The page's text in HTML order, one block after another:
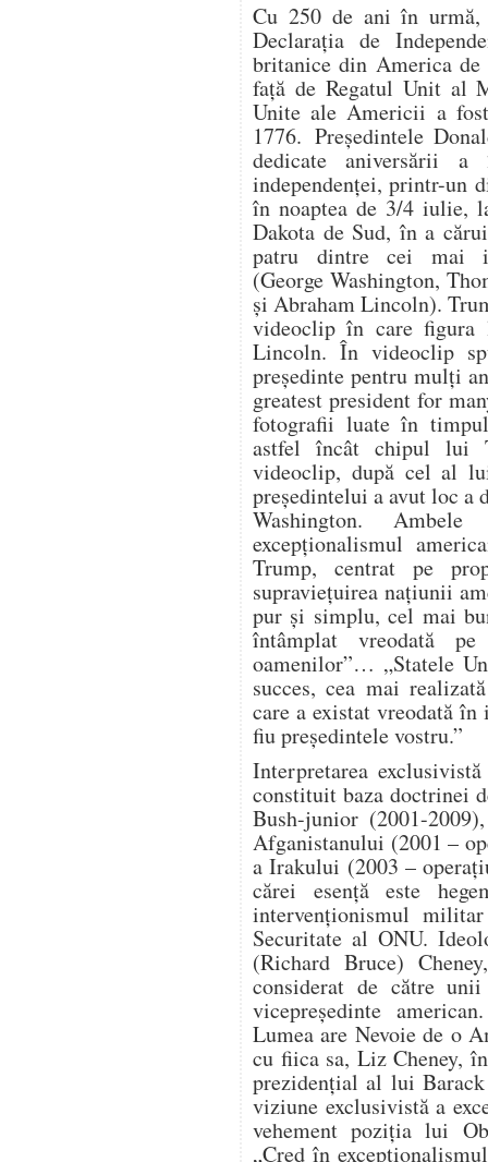
Cu 250 de ani în
Declarația de
britanice din America de
față de Regatul Unit al
Unite ale Americii a
1776. Președintele
dedicate aniversării
independenței, printr-un
în noaptea de 3/4 iulie,
Dakota de Sud, în a
patru dintre cei mai
(George Washington,
și Abraham Lincoln).
videoclip în care figura
Lincoln. În videoclip
președinte pentru mulți
greatest president for
fotografii luate în
astfel încât chipul lui
videoclip, după cel al
președintelui a avut loc a
Washington.
excepționalismul
Trump, centrat pe
supraviețuirea națiunii
pur și simplu, cel mai
întâmplat vreodată
oamenilor”… „Statele
succes, cea mai
care a existat vreodată
fiu președintele vostru.”
Interpretarea
constituit baza doctrinei
Bush-junior (2001-
Afganistanului (2001 –
a Irakului (2003 –
cărei esență este
intervenționismul
Securitate al ONU.
(Richard Bruce)
considerat de către
vicepreședinte
Lumea are Nevoie de o
cu fiica sa, Liz Cheney,
prezidențial al lui Barack
viziune exclusivistă a
vehement poziția lui
„Cred în